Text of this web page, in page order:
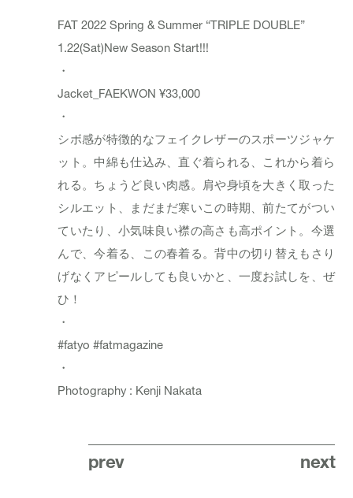
FAT 2022 Spring & Summer “TRIPLE DOUBLE”
1.22(Sat)New Season Start!!!
・
Jacket_ FAEKWON ¥33,000
・
シボ感が特徴的なフェイクレザーのスポーツジャケ
ット。中綿も仕込み、直ぐ着られる、これから着ら
れる。ちょうど良い肉感。肩や身頃を大きく取った
シルエット、まだまだ寒いこの時期、前たてがつい
ていたり、小気味良い襟の高さも高ポイント。今選
んで、今着る、この春着る。背中の切り替えもさり
げなくアピールしても良いかと、一度お試しを、ぜ
ひ！
・
#fatyo #fatmagazine
・
Photography : Kenji Nakata
prev next